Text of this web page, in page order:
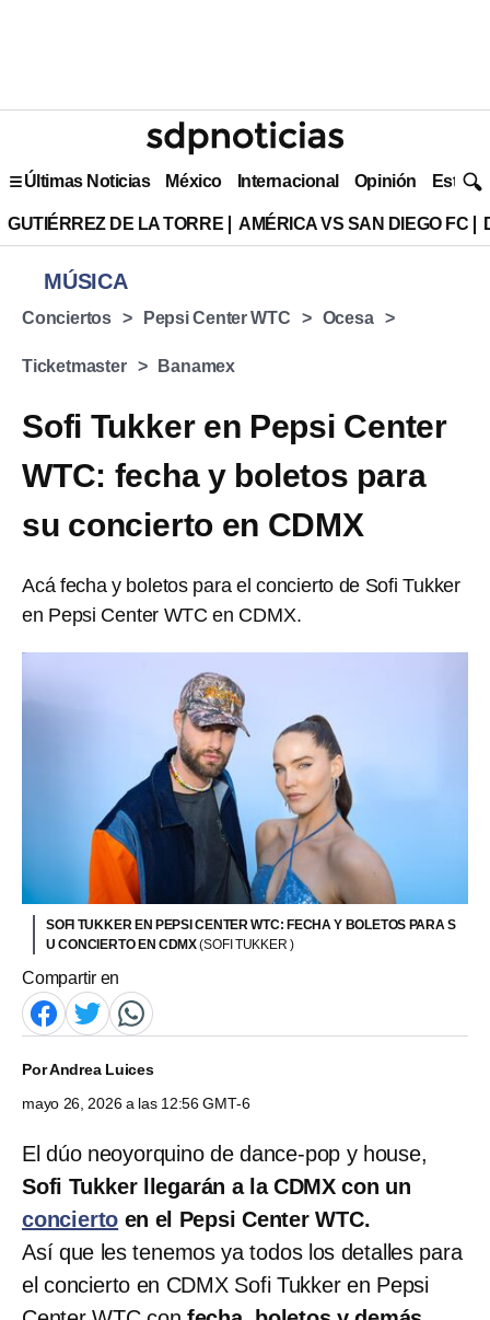
Últimas Noticias México Internacional Opinión Estilo
GUTIÉRREZ DE LA TORRE AMÉRICA VS SAN DIEGO FC
MÚSICA
Conciertos Pepsi Center WTC Ocesa
Ticketmaster Banamex
Sofi Tukker en Pepsi Center
WTC: fecha y boletos para
su concierto en CDMX
Acá fecha y boletos para el concierto de Sofi Tukker
en Pepsi Center WTC en CDMX.
SOFI TUKKER EN PEPSI CENTER WTC: FECHA Y BOLETOS PARA S
U CONCIERTO EN CDMX(SOFI TUKKER )
Compartir en
PorAndrea Luices
mayo 26, 2026 a las 12:56 GMT-6
El dúo neoyorquino de dance-pop y house,
Sofi Tukker llegarán a la CDMX con un
concierto en el Pepsi Center WTC.
Así que les tenemos ya todos los detalles para
el concierto en CDMX Sofi Tukker en Pepsi